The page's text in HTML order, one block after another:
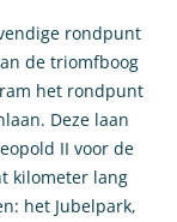
rondpunt
de triomfboog
het rondpunt
Deze laan
II voor de
kilometer lang
het Jubelpark,